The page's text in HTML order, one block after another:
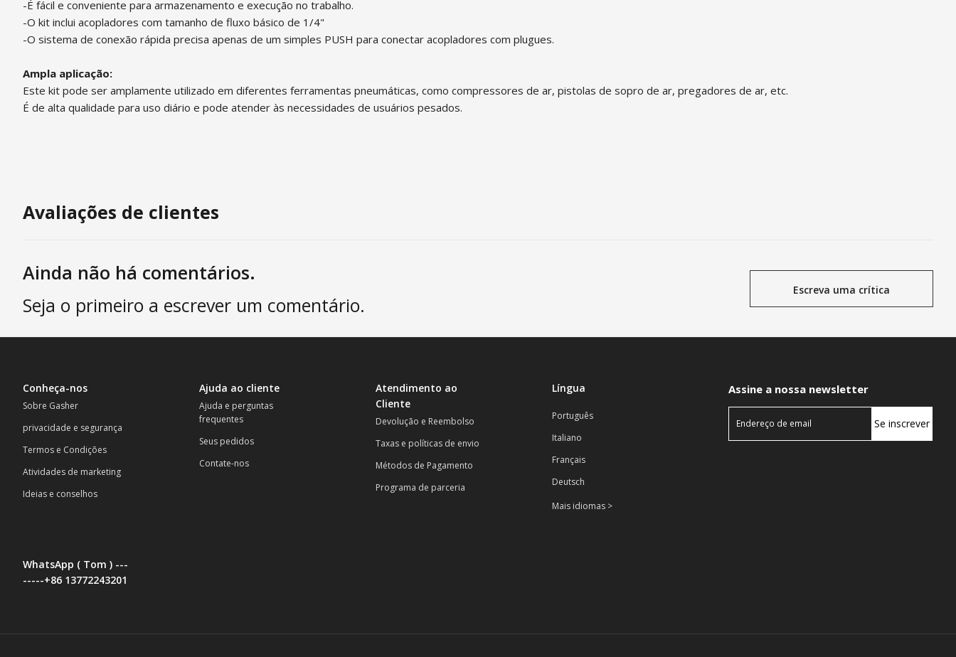
-É fácil e conveniente para armazenamento e execução no trabalho.
-O kit inclui acopladores com tamanho de fluxo básico de 1/4"
-O sistema de conexão rápida precisa apenas de um simples PUSH para conectar acopladores com plugues.
Ampla aplicação:
Este kit pode ser amplamente utilizado em diferentes ferramentas pneumáticas, como compressores de ar, pistolas de sopro de ar, pregadores de ar, etc.
É de alta qualidade para uso diário e pode atender às necessidades de usuários pesados.
Avaliações de clientes
Ainda não há comentários.
Seja o primeiro a escrever um comentário.
Escreva uma crítica
Conheça-nos
Sobre Gasher
privacidade e segurança
Termos e Condições
Atividades de marketing
Ideias e conselhos
Ajuda ao cliente
Ajuda e perguntas
frequentes
Seus pedidos
Contate-nos
Atendimento ao
Cliente
Devolução e Reembolso
Taxas e políticas de envio
Métodos de Pagamento
Programa de parceria
Língua
Português
Italiano
Français
Deutsch
Mais idiomas >
WhatsApp ( Tom ) ---
-----+86 13772243201
Assine a nossa newsletter
Se inscrever